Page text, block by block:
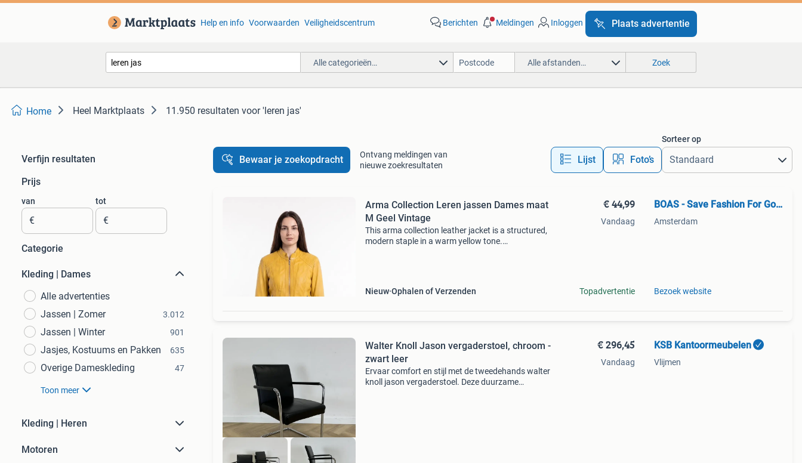
Help en info Voorwaarden Veiligheidscentrum Berichten Meldingen Inloggen Plaats advertentie
Alle categorieën… Alle afstanden… Zoek
Home Heel Marktplaats 11.950 resultaten voor 'leren jas'
Verfijn resultaten
Prijs
van
€
tot
€
Categorie
Kleding | Dames
Alle advertenties
Jassen | Zomer
3.012
Jassen | Winter 901
Jasjes, Kostuums en Pakken 635
Overige Dameskleding 47
Toon meer
Kleding | Heren
Motoren
Bewaar je zoekopdracht
Ontvang meldingen van
nieuwe zoekresultaten
Lijst Foto’s
Sorteer op
Arma Collection Leren jassen Dames maat
M Geel Vintage
This arma collection leather jacket is a structured,
modern staple in a warm yellow tone.
Nieuw Ophalen of Verzenden
€ 44,99
Vandaag
Topadvertentie
BOAS - Save Fashion For Good
Amsterdam
Bezoek website
Walter Knoll Jason vergaderstoel, chroom -
zwart leer
Ervaar comfort en stijl met de tweedehands walter
knoll jason vergaderstoel. Deze duurzame
€ 296,45
Vandaag
KSB Kantoormeubelen
Vlijmen